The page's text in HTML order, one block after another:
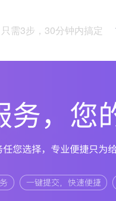
只需3步，30分钟内搞定